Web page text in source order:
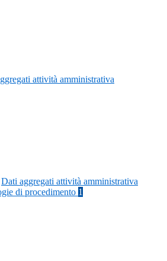
attività amministrativa
Dati aggregati attività amministrativa
di procedimento 1